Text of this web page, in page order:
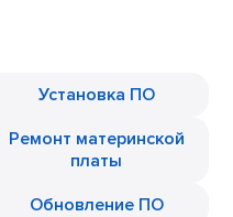
Установка ПО
Ремонт материнской
платы
Обновление ПО